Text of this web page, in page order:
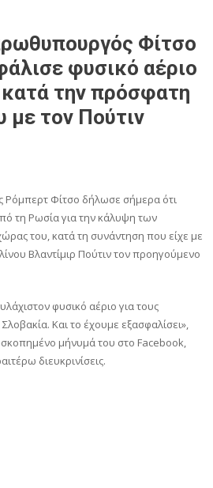
Φίτσο
φυσικό αέριο
την πρόσφατη
με τον Πούτιν
Φίτσο δήλωσε σήμερα ότι
τη Ρωσία για την κάλυψη των
του, κατά τη συνάντηση που είχε με
Βλαντίμιρ Πούτιν τον προηγούμενο
φυσικό αέριο για τους
Και το έχουμε εξασφαλίσει»,
μήνυμά του στο Facebook,
διευκρινίσεις.